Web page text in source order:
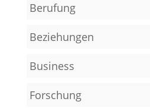
Berufung
Beziehungen
Business
Forschung